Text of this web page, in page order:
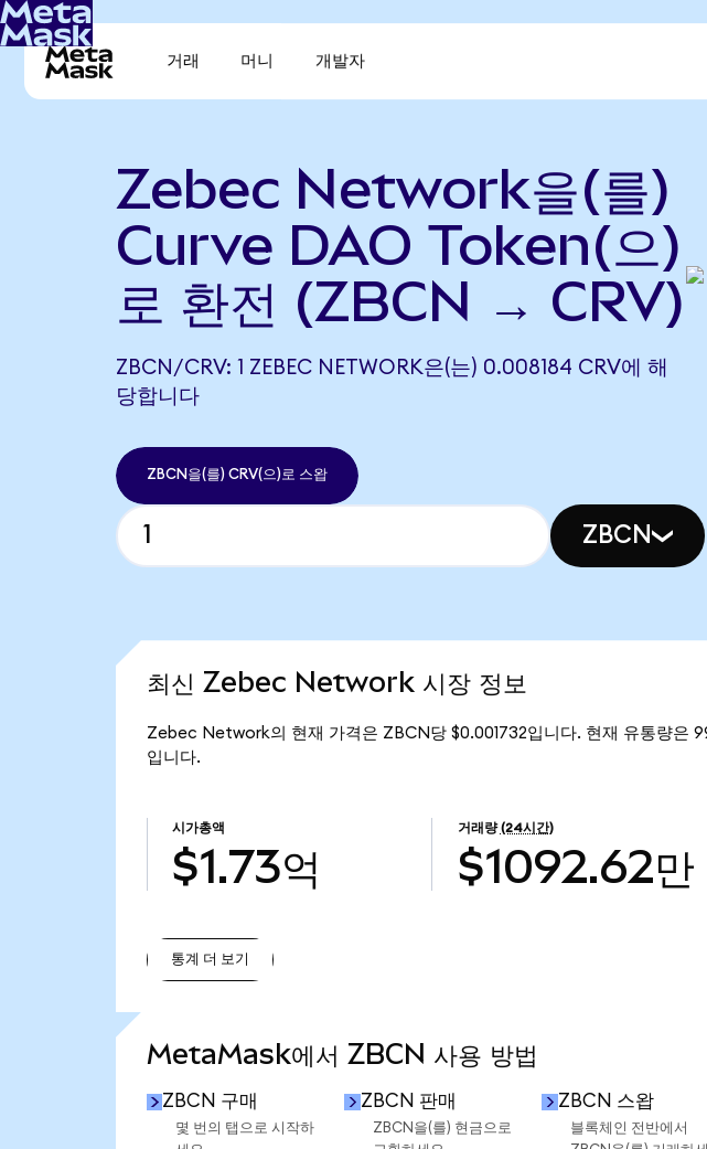
거래 머니 개발자
Zebec Network을(를)
Curve DAO Token(으)
로 환전 (ZBCN → CRV)
ZBCN/CRV: 1 ZEBEC NETWORK은(는) 0.008184 CRV에 해
당합니다
ZBCN을(를) CRV(으)로 스왑
ZBCN
최신 Zebec Network 시장 정보
Zebec Network의 현재 가격은 ZBCN당 $0.001732입니다. 현재 유통량은
입니다.
시가총액
$1.73억
거래량 (24시간)
$1092.62만
통계 더 보기
MetaMask에서 ZBCN 사용 방법
ZBCN 구매
몇 번의 탭으로 시작하
ZBCN 판매
ZBCN을(를) 현금으로
ZBCN 스왑
블록체인 전반에서